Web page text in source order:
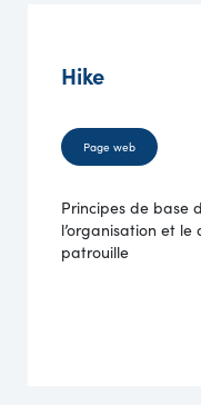
Hike
Page web
Principes de base
l’organisation et
patrouille